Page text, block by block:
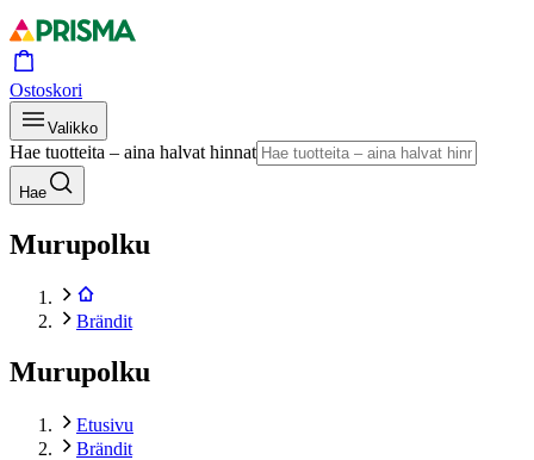
Ostoskori
Valikko
Hae tuotteita – aina halvat hinnat
Hae
Murupolku
Brändit
Murupolku
Etusivu
Brändit